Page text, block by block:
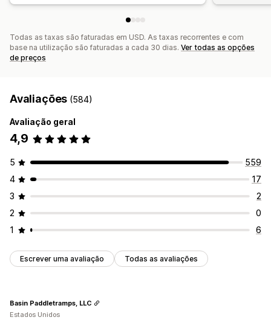
Todas as taxas são faturadas em USD. As taxas recorrentes e com
base na utilização são faturadas a cada 30 dias. Ver todas as opções
de preços
Avaliações (584)
Avaliação geral
4,9
5
559
4
17
3
2
2
0
1
6
Escrever uma avaliação Todas as avaliações
Basin Paddletramps, LLC
Estados Unidos